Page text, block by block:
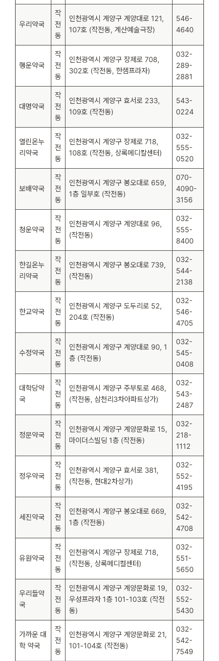
우리약국
작
전
동
인천광역시 계양구 계양대로 121,
107호 (작전동, 계산예술극장)
546-
4640
행운약국
작
전
동
인천광역시 계양구 장제로 708,
302호 (작전동, 한샘프라자)
032-
289-
2881
대명약국
작
전
동
인천광역시 계양구 효서로 233,
109호 (작전동)
543-
0224
열린온누
리약국
작
전
동
인천광역시 계양구 장제로 718,
108호 (작전동, 상록메디칼센터)
032-
555-
0520
보배약국
작
전
동
인천광역시 계양구 봉오대로 659,
1층 일부호 (작전동)
070-
4090-
3156
청운약국
작
전
동
인천광역시 계양구 계양대로 96,
(작전동)
032-
555-
8400
한길온누
리약국
작
전
동
인천광역시 계양구 봉오대로 739,
(작전동)
032-
544-
2138
한교약국
작
전
동
인천광역시 계양구 도두리로 52,
204호 (작전동)
032-
546-
4705
수정약국
작
전
동
인천광역시 계양구 계양대로 90, 1
층 (작전동)
032-
545-
0408
대학당약
국
작
전
동
인천광역시 계양구 주부토로 468,
(작전동, 삼천리3차아파트상가)
032-
543-
2487
정문약국
작
전
동
인천광역시 계양구 계양문화로 15,
마이더스빌딩 1층 (작전동)
032-
218-
1112
정우약국
작
전
동
인천광역시 계양구 효서로 381,
(작전동, 현대2차상가)
032-
552-
4195
세진약국
작
전
동
인천광역시 계양구 봉오대로 669,
1층 (작전동)
032-
542-
4708
유원약국
작
전
동
인천광역시 계양구 장제로 718,
(작전동, 상록메디컬센터)
032-
551-
5650
우리들약
국
작
전
동
인천광역시 계양구 계양문화로 19,
우성프라자 1층 101-103호 (작전
동)
032-
552-
5430
가까운 대
학 약국
작
전
동
인천광역시 계양구 계양문화로 21,
101-104호 (작전동)
032-
542-
7549